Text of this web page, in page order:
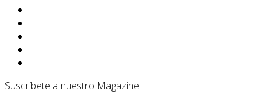
Suscríbete a nuestro Magazine